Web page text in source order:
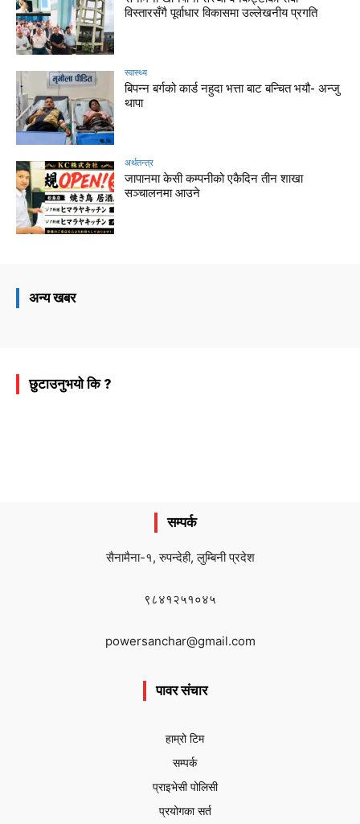
विस्तारसँगै पूर्वाधार विकासमा उल्लेखनीय प्रगति
स्वास्थ्य
बिपन्न बर्गको कार्ड नहुदा भत्ता बाट बन्चित भयौ- अन्जु
थापा
अर्थतन्त्र
जापानमा केसी कम्पनीको एकैदिन तीन शाखा
सञ्चालनमा आउने
अन्य खबर
छुटाउनुभयो कि ?
सम्पर्क
सैनामैना-१, रुपन्देही, लुम्बिनी प्रदेश
९८४१२५१०४५
powersanchar@gmail.com
पावर संचार
हाम्रो टिम
सम्पर्क
प्राइभेसी पोलिसी
प्रयोगका सर्त